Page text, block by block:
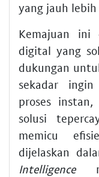
yang jauh
Kemajuan ini
digital yang
dukungan
sekadar ingin
proses instan,
solusi
memicu
dijelaskan
Intelligence